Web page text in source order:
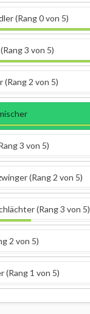
(Rang 0 von 5)
3 von 5)
(Rang 2 von 5)
3 von 5)
(Rang 2 von 5)
(Rang 3 von 5)
2 von 5)
(Rang 1 von 5)